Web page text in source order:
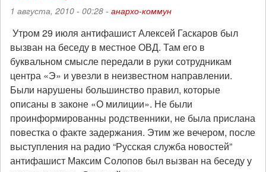
доказательства
но
оставил
под
стражей
1 августа, 2010 - 00:28 - анархо-коммун
Утром 29 июля антифашист Алексей Гаскаров был
вызван на беседу в местное ОВД. Там его в
буквальном смысле передали в руки сотрудникам
центра «Э» и увезли в неизвестном направлении.
Были нарушены большинство правил, которые
описаны в законе «О милиции». Не были
проинформированны родственники, не была прислана
повестка о факте задержания. Этим же вечером, после
выступления на радио “Русская служба новостей”
антифашист Максим Солопов был вызван на беседу у